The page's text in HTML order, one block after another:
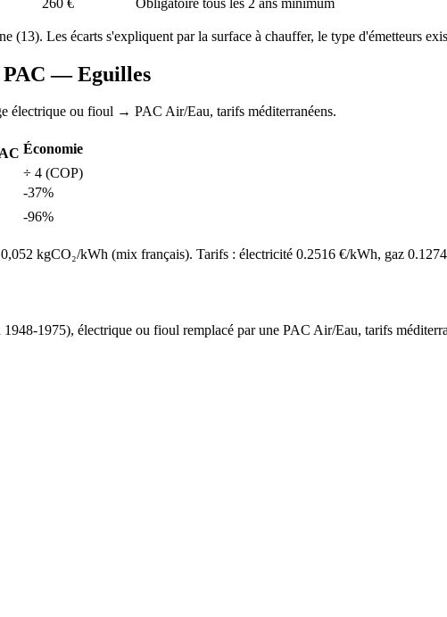
(13). Les écarts s'expliquent par la surface à chauffer, le type d'émetteurs
PAC —Eguilles
électrique ou fioul → PAC Air/Eau, tarifs méditerranéens.
Économie
÷ 4 (COP)
-37%
-96%
kgCO₂/kWh (mix français). Tarifs : électricité 0.2516 €/kWh, gaz 0.1274
1948-1975), électrique ou fioul remplacé par une PAC Air/Eau, tarifs